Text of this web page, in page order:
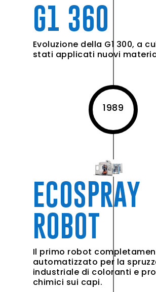
G1 360
Evoluzione della G1 300, a
stati applicati nuovi
1989
ECOSPRAY
ROBOT
Il primo robot
automatizzato per la
industriale di coloranti e
chimici sui capi.